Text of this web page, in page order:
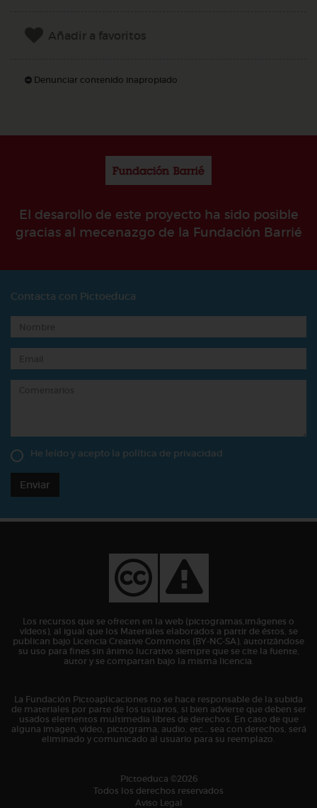
Añadir a favoritos
Denunciar contenido inapropiado
El desarollo de este proyecto ha sido posible
gracias al mecenazgo de la Fundación Barrié
Contacta con Pictoeduca
He leído y acepto la política de privacidad
Enviar
Los recursos que se ofrecen en la web (pictogramas,imágenes o
vídeos), al igual que los Materiales elaborados a partir de éstos, se
publican bajo Licencia Creative Commons (BY-NC-SA), autorizándose
su uso para fines sin ánimo lucrativo siempre que se cite la fuente,
autor y se compartan bajo la misma licencia.
La Fundación Pictoaplicaciones no se hace responsable de la subida
de materiales por parte de los usuarios, si bien advierte que deben ser
usados elementos multimedia libres de derechos. En caso de que
alguna imagen, vídeo, pictograma, audio, etc… sea con derechos, será
eliminado y comunicado al usuario para su reemplazo.
Pictoeduca ©2026
Todos los derechos reservados
Aviso Legal